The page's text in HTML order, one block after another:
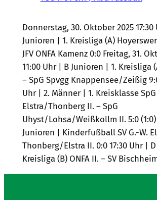
Donnerstag, 30. Oktober 2025 17:30
Junioren | 1. Kreisliga (A)
JFV ONFA Kamenz 0:0 Freitag, 31.
11:00 Uhr | B Junioren | 1. Kreisliga
– SpG Spvgg Knappensee/Zeißig
Uhr | 2. Männer | 1. Kreisklasse SpG
Elstra/Thonberg II. – SpG
Uhyst/Lohsa/Weißkollm II. 5:0 (1:0)
Junioren | Kinderfußball SV G.-W.
Thonberg/Elstra II. 0:0 17:30 Uhr |
Kreisliga (B) ONFA II. – SV